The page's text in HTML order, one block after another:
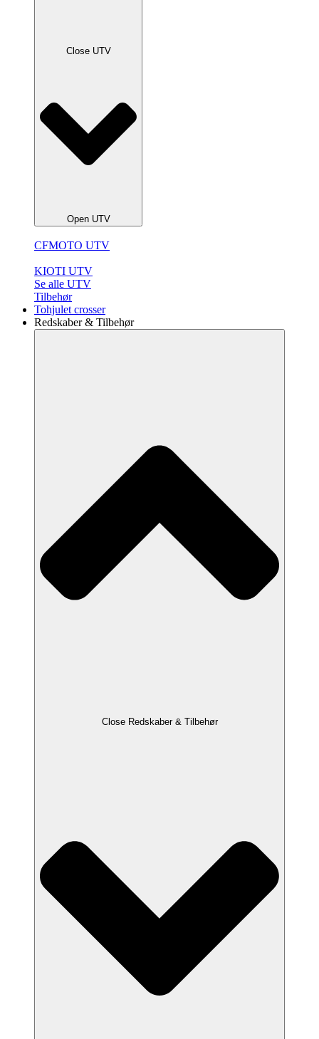
Close UTV
Open UTV
CFMOTO UTV
KIOTI UTV
Se alle UTV
Tilbehør
Tohjulet crosser
Redskaber & Tilbehør
Close Redskaber & Tilbehør